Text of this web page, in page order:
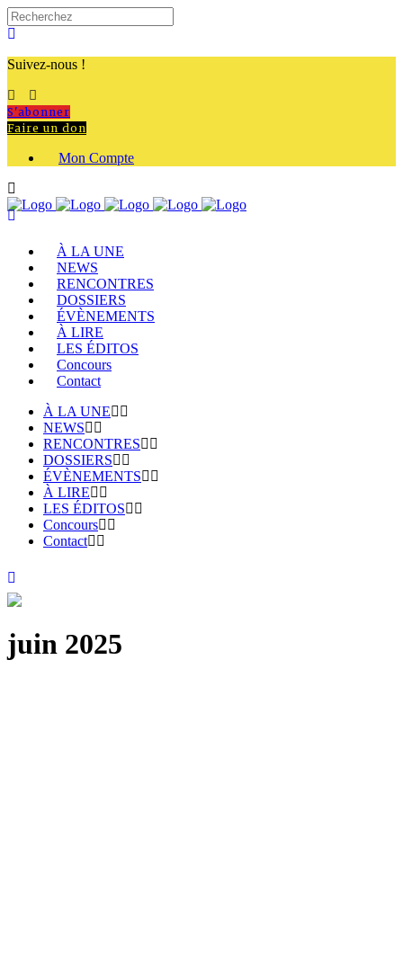
Suivez-nous !
S'abonner
Faire un don
Mon Compte
À LA UNE
NEWS
RENCONTRES
DOSSIERS
ÉVÈNEMENTS
À LIRE
LES ÉDITOS
Concours
Contact
À LA UNE
NEWS
RENCONTRES
DOSSIERS
ÉVÈNEMENTS
À LIRE
LES ÉDITOS
Concours
Contact
juin 2025